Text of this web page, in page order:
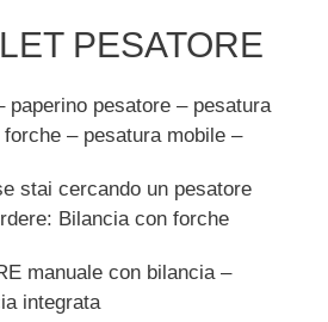
PESATORE
paperino pesatore – pesatura
– pesatura mobile –
stai cercando un pesatore
Bilancia con forche
manuale con bilancia –
integrata